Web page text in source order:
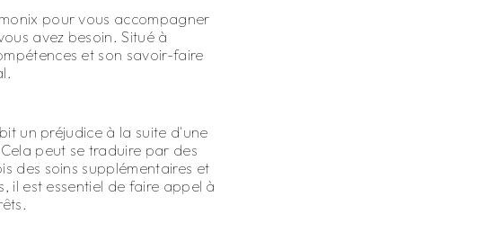
pour vous accompagner
avez besoin. Situé à
et son savoir-faire
un préjudice à la suite d'une
peut se traduire par des
des soins supplémentaires et
il est essentiel de faire appel à